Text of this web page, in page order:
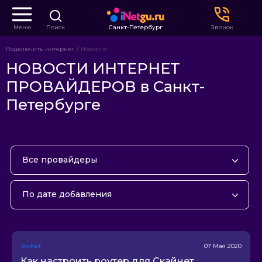
Меню Поиск Санкт-Петербург Звонок
Подключить интернет Новости
НОВОСТИ ИНТЕРНЕТ
ПРОВАЙДЕРОВ в Санкт-
Петербурге
Все провайдеры
Ростелеком
Билайн
ВестКолл
Ростелеком Docsis
По популярности
По дате добавления
SkyNet 07 Мая 2020